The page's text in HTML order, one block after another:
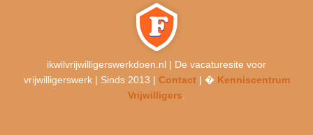
ikwilvrijwilligerswerkdoen.nl | De vacaturesite voor
vrijwilligerswerk | Sinds 2013 | Contact| � Kenniscentrum
Vrijwilligers